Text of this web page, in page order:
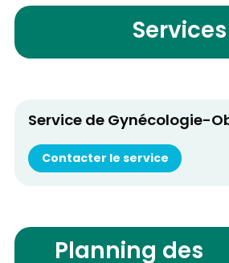
Services
Service de Gynécologie-
Contacter le service
Planning des